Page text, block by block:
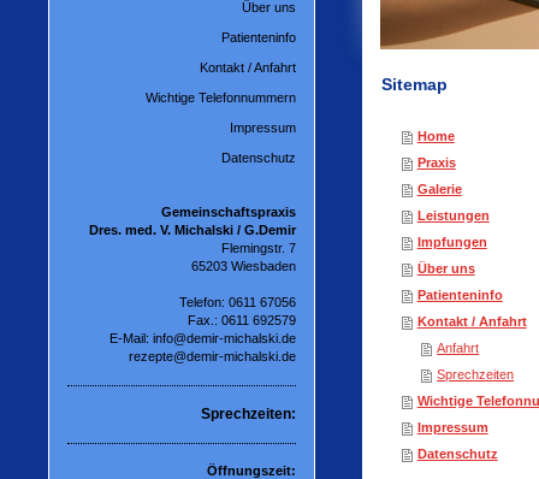
Über uns
Patienteninfo
Kontakt / Anfahrt
Wichtige Telefonnummern
Impressum
Datenschutz
Gemeinschaftspraxis
Dres. med. V. Michalski / G.Demir
Flemingstr. 7
65203 Wiesbaden
Telefon: 0611 67056
Fax.: 0611 692579
E-Mail: info@demir-michalski.de
rezepte@demir-michalski.de
Sprechzeiten:
Öffnungszeit:
Sitemap
Home
Praxis
Galerie
Leistungen
Impfungen
Über uns
Patienteninfo
Kontakt / Anfahrt
Anfahrt
Sprechzeiten
Wichtige
Impressum
Datenschutz